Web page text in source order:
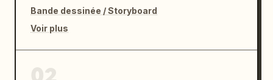
Bande dessinée / Storyboard
Voir plus